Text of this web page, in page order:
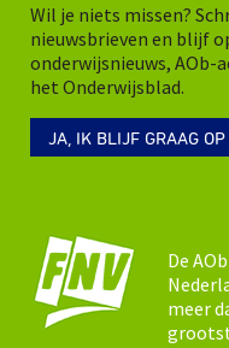
Wil je niets missen?
nieuwsbrieven en blijf
onderwijsnieuws, AOb-
het Onderwijsblad.
JA, IK BLIJF GRAAG OP
De
meer